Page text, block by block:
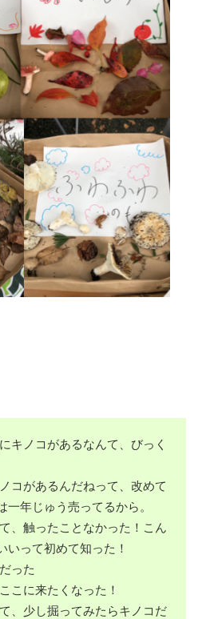
キノコがあるなんて、びっく
コがあるんだねって、改めて
年じゅう売ってるから。
、触ったことなかった！こん
いって初めて知った！
った
こに来たくなった！
、少し掘ってみたらキノコだ